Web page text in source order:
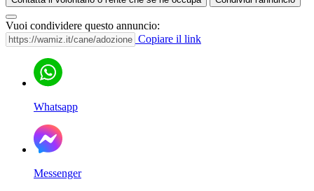
Vuoi condividere questo annuncio:
Copiare il link
Whatsapp
Messenger